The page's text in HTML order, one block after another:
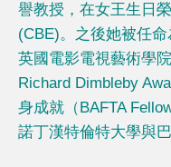
譽教授，在女王生日
(CBE)。之後她被任
英國電影電視藝術學
Richard Dimbleby
身成就（BAFTA
諾丁漢特倫特大學與